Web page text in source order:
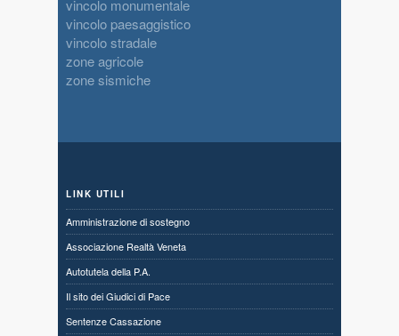
vincolo monumentale
vincolo paesaggistico
vincolo stradale
zone agricole
zone sismiche
LINK UTILI
Amministrazione di sostegno
Associazione Realtà Veneta
Autotutela della P.A.
Il sito dei Giudici di Pace
Sentenze Cassazione